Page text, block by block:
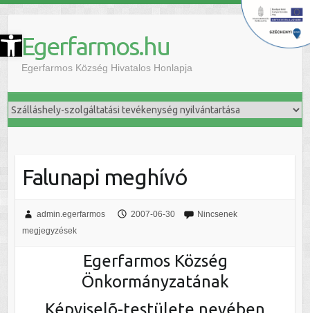
Eszköztár megnyitása Egerfarmos.hu
Egerfarmos Község Hivatalos Honlapja
Falunapi meghívó
admin.egerfarmos 2007-06-30
Nincsenek
megjegyzések
Egerfarmos Község
Önkormányzatának
Képviselõ-testülete nevében